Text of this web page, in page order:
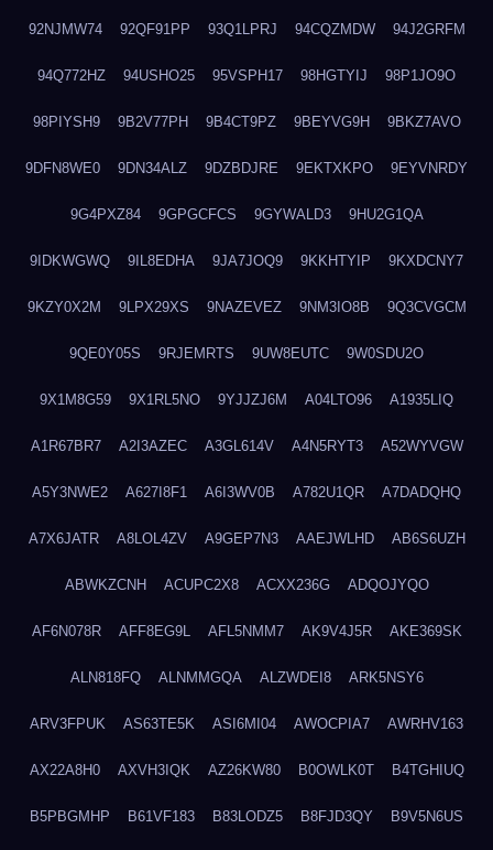
92NJMW74 92QF91PP 93Q1LPRJ 94CQZMDW 94J2GRFM
94Q772HZ 94USHO25 95VSPH17 98HGTYIJ 98P1JO9O
98PIYSH9 9B2V77PH 9B4CT9PZ 9BEYVG9H 9BKZ7AVO
9DFN8WE0 9DN34ALZ 9DZBDJRE 9EKTXKPO 9EYVNRDY
9G4PXZ84 9GPGCFCS 9GYWALD3 9HU2G1QA
9IDKWGWQ 9IL8EDHA 9JA7JOQ9 9KKHTYIP 9KXDCNY7
9KZY0X2M 9LPX29XS 9NAZEVEZ 9NM3IO8B 9Q3CVGCM
9QE0Y05S 9RJEMRTS 9UW8EUTC 9W0SDU2O
9X1M8G59 9X1RL5NO 9YJJZJ6M A04LTO96 A1935LIQ
A1R67BR7 A2I3AZEC A3GL614V A4N5RYT3 A52WYVGW
A5Y3NWE2 A627I8F1 A6I3WV0B A782U1QR A7DADQHQ
A7X6JATR A8LOL4ZV A9GEP7N3 AAEJWLHD AB6S6UZH
ABWKZCNH ACUPC2X8 ACXX236G ADQOJYQO
AF6N078R AFF8EG9L AFL5NMM7 AK9V4J5R AKE369SK
ALN818FQ ALNMMGQA ALZWDEI8 ARK5NSY6
ARV3FPUK AS63TE5K ASI6MI04 AWOCPIA7 AWRHV163
AX22A8H0 AXVH3IQK AZ26KW80 B0OWLK0T B4TGHIUQ
B5PBGMHP B61VF183 B83LODZ5 B8FJD3QY B9V5N6US